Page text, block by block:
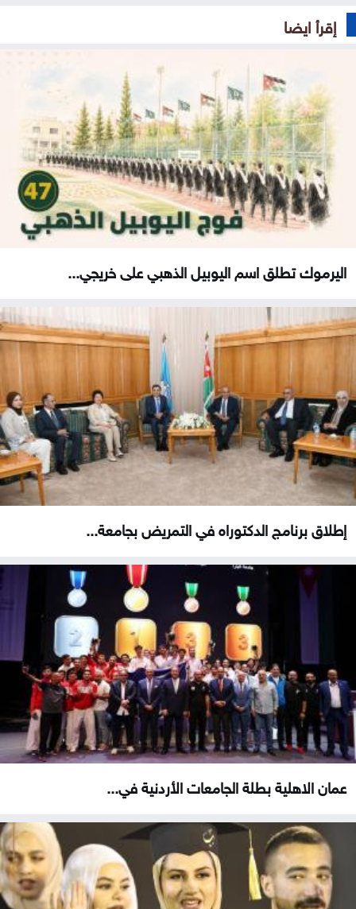
إقرأ ايضا
اليرموك تطلق اسم اليوبيل الذهبي على خريجي...
إطلاق برنامج الدكتوراه في التمريض بجامعة...
عمان الاهلية بطلة الجامعات الأردنية في...